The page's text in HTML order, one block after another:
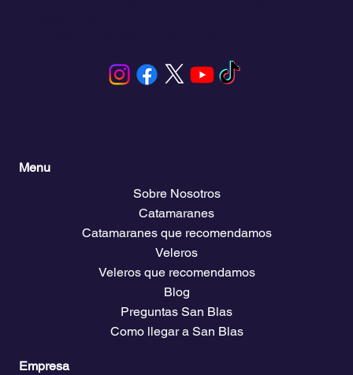
Menu
Sobre Nosotros
Catamaranes
Catamaranes que recomendamos
Veleros
Veleros que recomendamos
Blog
Preguntas San Blas
Como llegar a San Blas
Empresa